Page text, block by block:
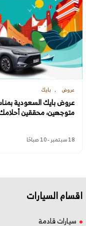
عروض بايك
متوجهين، محققين
18 سبتمبر - 10 صباحًا
اقسام السيارات
سيارات قادمة